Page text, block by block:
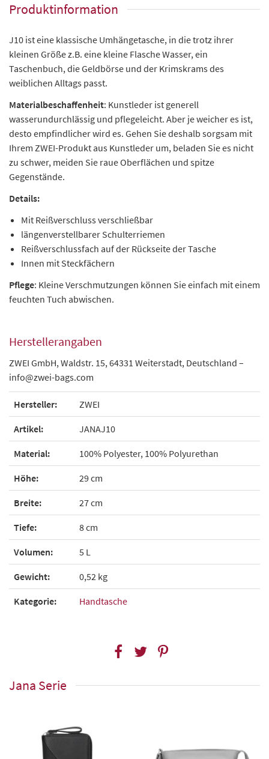
Produktinformation
J10 ist eine klassische Umhängetasche, in die trotz ihrer
kleinen Größe z.B. eine kleine Flasche Wasser, ein
Taschenbuch, die Geldbörse und der Krimskrams des
weiblichen Alltags passt.
Materialbeschaffenheit: Kunstleder ist generell
wasserundurchlässig und pflegeleicht. Aber je weicher es ist,
desto empfindlicher wird es. Gehen Sie deshalb sorgsam mit
Ihrem ZWEI-Produkt aus Kunstleder um, beladen Sie es nicht
zu schwer, meiden Sie raue Oberflächen und spitze
Gegenstände.
Details:
Mit Reißverschluss verschließbar
längenverstellbarer Schulterriemen
Reißverschlussfach auf der Rückseite der Tasche
Innen mit Steckfächern
Pflege: Kleine Verschmutzungen können Sie einfach mit einem
feuchten Tuch abwischen.
Herstellerangaben
ZWEI GmbH, Waldstr. 15, 64331 Weiterstadt, Deutschland –
info@zwei-bags.com
Hersteller: ZWEI
Artikel: JANAJ10
Material: 100% Polyester, 100% Polyurethan
Höhe: 29 cm
Breite: 27 cm
Tiefe: 8 cm
Volumen: 5 L
Gewicht: 0,52 kg
Kategorie: Handtasche
Jana Serie